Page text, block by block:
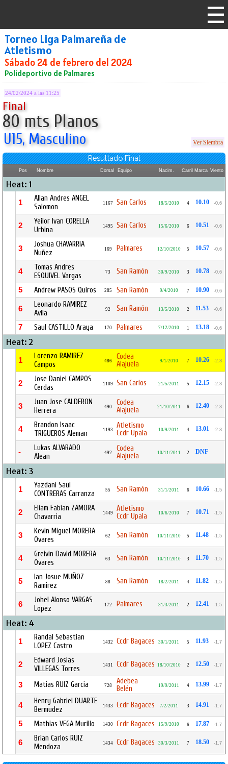
Torneo Liga Palmareña de
Atletismo
Sábado 24 de febrero del 2024
Polideportivo de Palmares
24/02/2024 a las 11:25
Final
80 mts Planos
U15, Masculino Ver Siembra
Resultado Final
Pos Nombre Dorsal Equipo Nacim. Carril Marca Viento
Heat: 1
1
Allan Andres ANGEL
Salomon
1167 San Carlos 18/5/2010 4 10.10 -0.6
2
Yeilor Ivan CORELLA
Urbina
1495 San Carlos 15/6/2010 6 10.51 -0.6
3
Joshua CHAVARRIA
Nuñez
169 Palmares 12/10/2010 5 10.57 -0.6
4
Tomas Andres
ESQUIVEL Vargas
73 San Ramón 30/9/2010 3 10.78 -0.6
5 Andrew PASOS Quiros 285 San Ramón 9/4/2010 7 10.90 -0.6
6
Leonardo RAMIREZ
Avila
92 San Ramón 13/5/2010 2 11.53 -0.6
7 Saul CASTILLO Araya 170 Palmares 7/12/2010 1 13.18 -0.6
Heat: 2
1
Lorenzo RAMIREZ
Campos
486
Codea
Alajuela
9/1/2010 7 10.26 -2.3
2
Jose Daniel CAMPOS
Cerdas
1109 San Carlos 21/5/2011 5 12.15 -2.3
3
Juan Jose CALDERON
Herrera
490
Codea
Alajuela
21/10/2011 6 12.40 -2.3
4
Brandon Isaac
TRIGUEROS Aleman
1193
Atletismo
Ccdr Upala
10/9/2011 4 13.01 -2.3
-
Lukas ALVARADO
Alean
492
Codea
Alajuela
10/11/2011 2 DNF
Heat: 3
1
Yazdani Saul
CONTRERAS Carranza
55 San Ramón 31/1/2011 6 10.66 -1.5
2
Eliam Fabian ZAMORA
Chavarria
1449
Atletismo
Ccdr Upala
10/6/2010 7 10.71 -1.5
3
Kevin Miguel MORERA
Ovares
62 San Ramón 10/11/2010 5 11.48 -1.5
4
Greivin David MORERA
Ovares
63 San Ramón 10/11/2010 3 11.70 -1.5
5
Ian Josue MUÑOZ
Ramirez
88 San Ramón 18/2/2011 4 11.82 -1.5
6
Johel Alonso VARGAS
Lopez
172 Palmares 31/3/2011 2 12.41 -1.5
Heat: 4
1
Randal Sebastian
LOPEZ Castro
1432 Ccdr Bagaces 30/1/2011 5 11.93 -1.7
2
Edward Josias
VILLEGAS Torres
1431 Ccdr Bagaces 18/10/2010 2 12.50 -1.7
3 Matias RUIZ Garcia 728
Adebea
Belén
19/9/2011 4 13.99 -1.7
4
Henry Gabriel DUARTE
Bermudez
1433 Ccdr Bagaces 7/2/2011 3 14.91 -1.7
5 Mathias VEGA Murillo 1430 Ccdr Bagaces 15/9/2010 6 17.87 -1.7
6
Brian Carlos RUIZ
Mendoza
1434 Ccdr Bagaces 30/3/2011 7 18.50 -1.7